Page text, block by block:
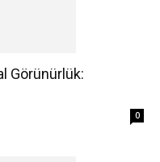
Görünürlük:
0